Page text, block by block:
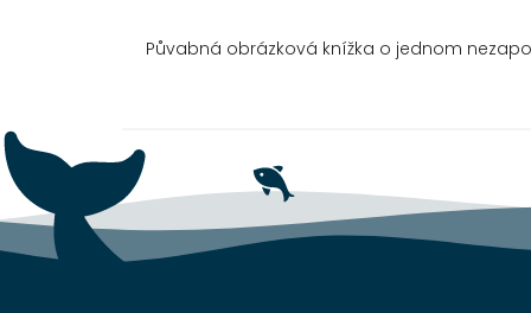
Půvabná obrázková knížka o jednom